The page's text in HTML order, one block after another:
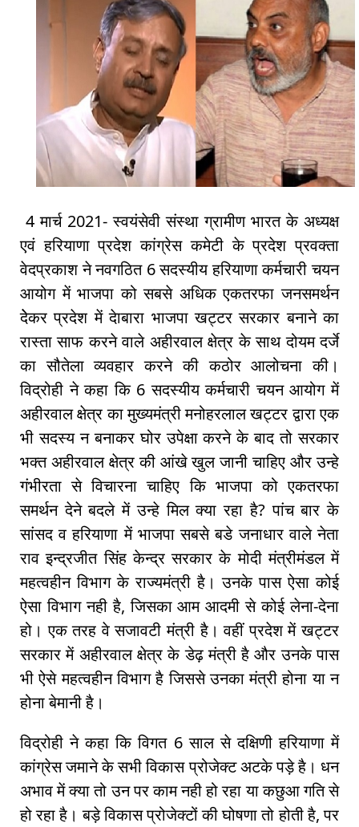
4 मार्च 2021- स्वयंसेवी संस्था ग्रामीण भारत के अध्यक्ष
एवं हरियाणा प्रदेश कांग्रेस कमेटी के प्रदेश प्रवक्ता
वेदप्रकाश ने नवगठित 6 सदस्यीय हरियाणा कर्मचारी चयन
आयोग में भाजपा को सबसे अधिक एकतरफा जनसमर्थन
देेकर प्रदेश में देाबारा भाजपा खट्टर सरकार बनाने का
रास्ता साफ करने वाले अहीरवाल क्षेत्र के साथ दोयम दर्जे
का सौतेला व्यवहार करने की कठोर आलोचना की।
विद्रोही ने कहा कि 6 सदस्यीय कर्मचारी चयन आयोग में
अहीरवाल क्षेत्र का मुख्यमंत्री मनोहरलाल खट्टर द्वारा एक
भी सदस्य न बनाकर घोर उपेक्षा करने के बाद तो सरकार
भक्त अहीरवाल क्षेत्र की आंखे खुल जानी चाहिए और उन्हे
गंभीरता से विचारना चाहिए कि भाजपा को एकतरफा
समर्थन देने बदले में उन्हे मिल क्या रहा है? पांच बार के
सांसद व हरियाणा में भाजपा सबसे बडे जनाधार वाले नेता
राव इन्द्रजीत सिंह केन्द्र सरकार के मोदी मंत्रीमंडल में
महत्वहीन विभाग के राज्यमंत्री है। उनके पास ऐसा कोई
ऐसा विभाग नही है, जिसका आम आदमी से कोई लेना-देना
हो। एक तरह वे सजावटी मंत्री है। वहीं प्रदेश में खट्टर
सरकार में अहीरवाल क्षेत्र के डेढ़ मंत्री है और उनके पास
भी ऐसे महत्वहीन विभाग है जिससे उनका मंत्री होना या न
होना बेमानी है।
विद्रोही ने कहा कि विगत 6 साल से दक्षिणी हरियाणा में
कांग्रेस जमाने के सभी विकास प्रोजेक्ट अटके पड़े है। धन
अभाव में क्या तो उन पर काम नही हो रहा या कछुआ गति से
हो रहा है। बड़े विकास प्रोजेक्टों की घोषणा तो होती है, पर